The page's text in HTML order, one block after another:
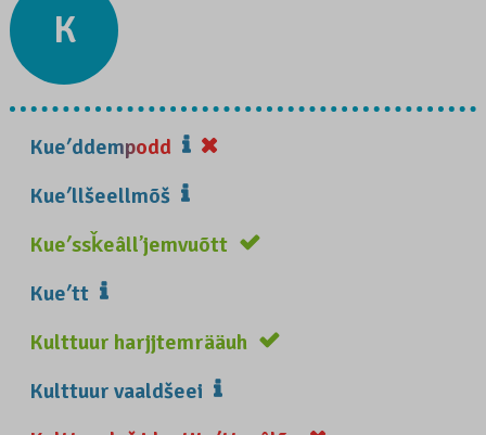
K
Kueʹddempodd
Kueʹllšeellmõš
Kueʹssǩeâllʼjemvuõtt
Kueʹtt
Kulttuur harjjtemrääuh
Kulttuur vaaldšeei